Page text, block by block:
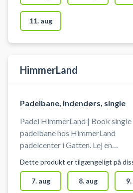
gangen. Gratis parkering ved
padelbanerne hos Aars Tennis &
Padel. Du har mulighed for at leje
padelbats for kr. 25,00 pr. bat pr.
79571 med tekst: leje padelbat
11. aug
HimmerLand
Padelbane, indendørs, single
Padel HimmerLand | Book single
padelbane hos HimmerLand
padelcenter i Gatten. Lej en
Himmerland på en indendørs
singlebane. Gratis lån af bat og
Dette produkt er tilgængeligt på
7. aug 8. aug